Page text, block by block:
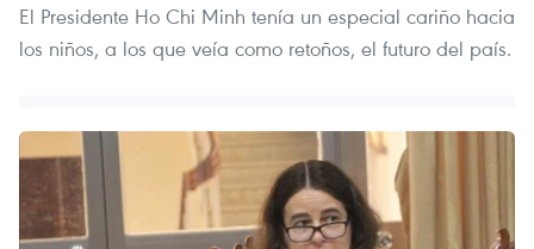
El Presidente Ho Chi Minh tenía un especial cariño hacia
los niños, a los que veía como retoños, el futuro del país.